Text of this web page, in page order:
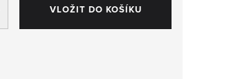
VLOŽIT DO KOŠÍKU